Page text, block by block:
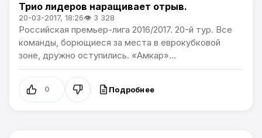
Премьер лига
Трио лидеров наращивает отрыв.
20-03-2017, 18:26👁 3 328
Российская премьер-лига 2016/2017. 20-й тур. Все
команды, борющиеся за места в еврокубковой
зоне, дружно оступились. «Амкар»...
0 Подробнее